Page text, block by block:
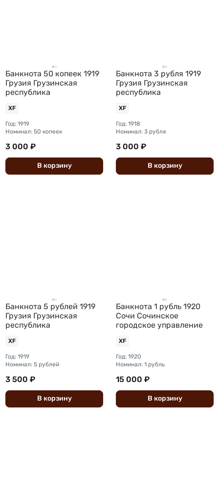
Банкнота 50 копеек 1919
Грузия Грузинская
республика
XF
Год: 1919
Номинал: 50 копеек
3 000 ₽
В корзину
Банкнота 3 рубля 1919
Грузия Грузинская
республика
XF
Год: 1918
Номинал: 3 рубля
3 000 ₽
В корзину
Банкнота 5 рублей 1919
Грузия Грузинская
республика
XF
Год: 1919
Номинал: 5 рублей
3 500 ₽
В корзину
Банкнота 1 рубль 1920
Сочи Сочинское
городское управление
XF
Год: 1920
Номинал: 1 рубль
15 000 ₽
В корзину